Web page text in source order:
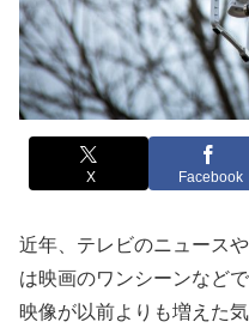
X Facebook
近年、テレビのニュース
は映画のワンシーンなど
映像が以前よりも増えた